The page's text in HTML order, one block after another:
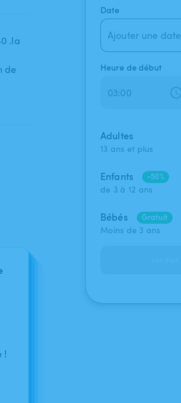
.la
de
!
Date
Ajouter une date
Heure de début
Adultes
13 ans et plus
Enfants
-50%
de 3 à 12 ans
Bébés
Gratuit
Moins de 3 ans